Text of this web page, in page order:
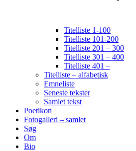
Titelliste 1-100
Titelliste 101-200
Titelliste 201 – 300
Titelliste 301 – 400
Titelliste 401 –
Titelliste – alfabetisk
Emneliste
Seneste tekster
Samlet tekst
Poetikon
Fotogalleri – samlet
Søg
Om
Bio